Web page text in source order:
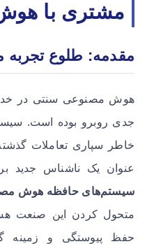
مشتری با هوش
مقدمه: طلوع
هوش مصنوعی سنتی در
جدی روبرو بوده است.
خاطر سپاری تعاملات
عنوان یک ناشناس جدید
سیستم‌های حافظه هوش
متحول کردن این صنعت
حفظ پیوستگی و زمینه